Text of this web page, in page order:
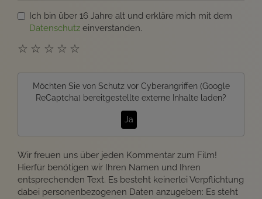
Ich bin über 16 Jahre alt und erkläre mich mit dem
Datenschutz einverstanden.
☆
☆
☆
☆
☆
Möchten Sie von Schutz vor Cyberangriffen (Google
ReCaptcha) bereitgestellte externe Inhalte laden?
Ja
Wir freuen uns über jeden Kommentar zum Film!
Hierfür benötigen wir Ihren Namen und Ihren
entsprechenden Text. Es besteht keinerlei Verpflichtung
dabei personenbezogenen Daten anzugeben: Es steht